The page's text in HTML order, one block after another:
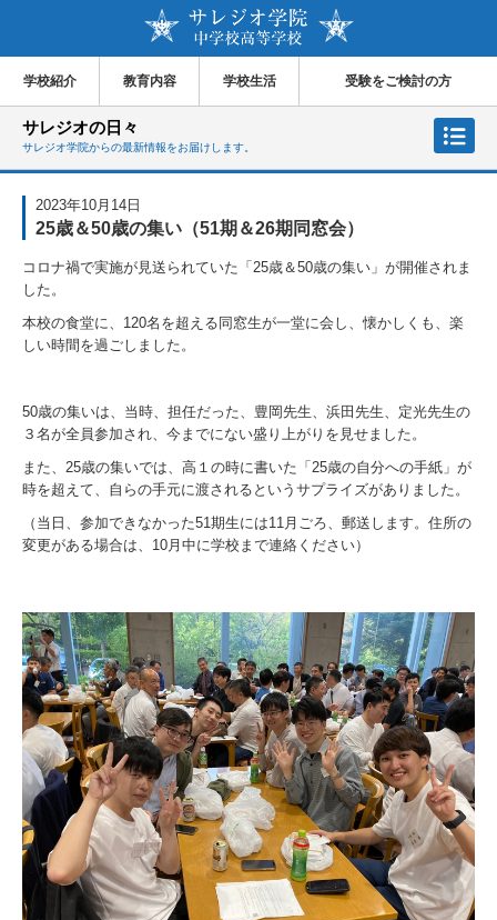
学校紹介 教育内容 学校生活 受験をご検討の方
サレジオの日々
サレジオ学院からの最新情報をお届けします。
2023年10月14日
25歳＆50歳の集い（51期＆26期同窓会）
コロナ禍で実施が見送られていた「25歳＆50歳の集い」が開催されま
した。
本校の食堂に、120名を超える同窓生が一堂に会し、懐かしくも、楽
しい時間を過ごしました。
50歳の集いは、当時、担任だった、豊岡先生、浜田先生、定光先生の
３名が全員参加され、今までにない盛り上がりを見せました。
また、25歳の集いでは、高１の時に書いた「25歳の自分への手紙」が
時を超えて、自らの手元に渡されるというサプライズがありました。
（当日、参加できなかった51期生には11月ごろ、郵送します。住所の
変更がある場合は、10月中に学校まで連絡ください）